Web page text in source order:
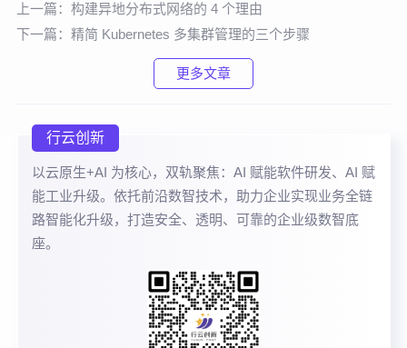
上一篇： 构建异地分布式网络的 4 个理由
下一篇： 精简 Kubernetes 多集群管理的三个步骤
更多文章
行云创新
以云原生+AI 为核心，双轨聚焦：AI 赋能软件研发、AI 赋
能工业升级。依托前沿数智技术，助力企业实现业务全链
路智能化升级，打造安全、透明、可靠的企业级数智底
座。